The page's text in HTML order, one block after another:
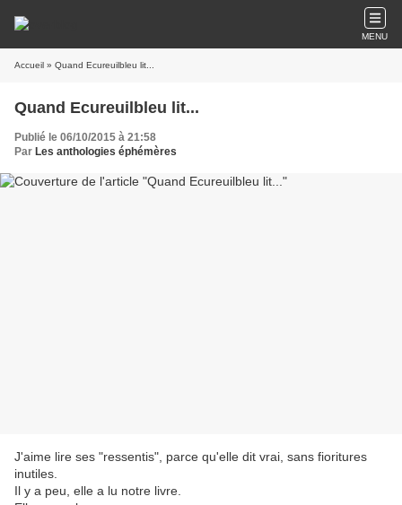
MENU
Accueil » Quand Ecureuilbleu lit...
Quand Ecureuilbleu lit...
Publié le 06/10/2015 à 21:58
Par Les anthologies éphémères
J'aime lire ses "ressentis", parce qu'elle dit vrai, sans fioritures
inutiles.
Il y a peu, elle a lu notre livre.